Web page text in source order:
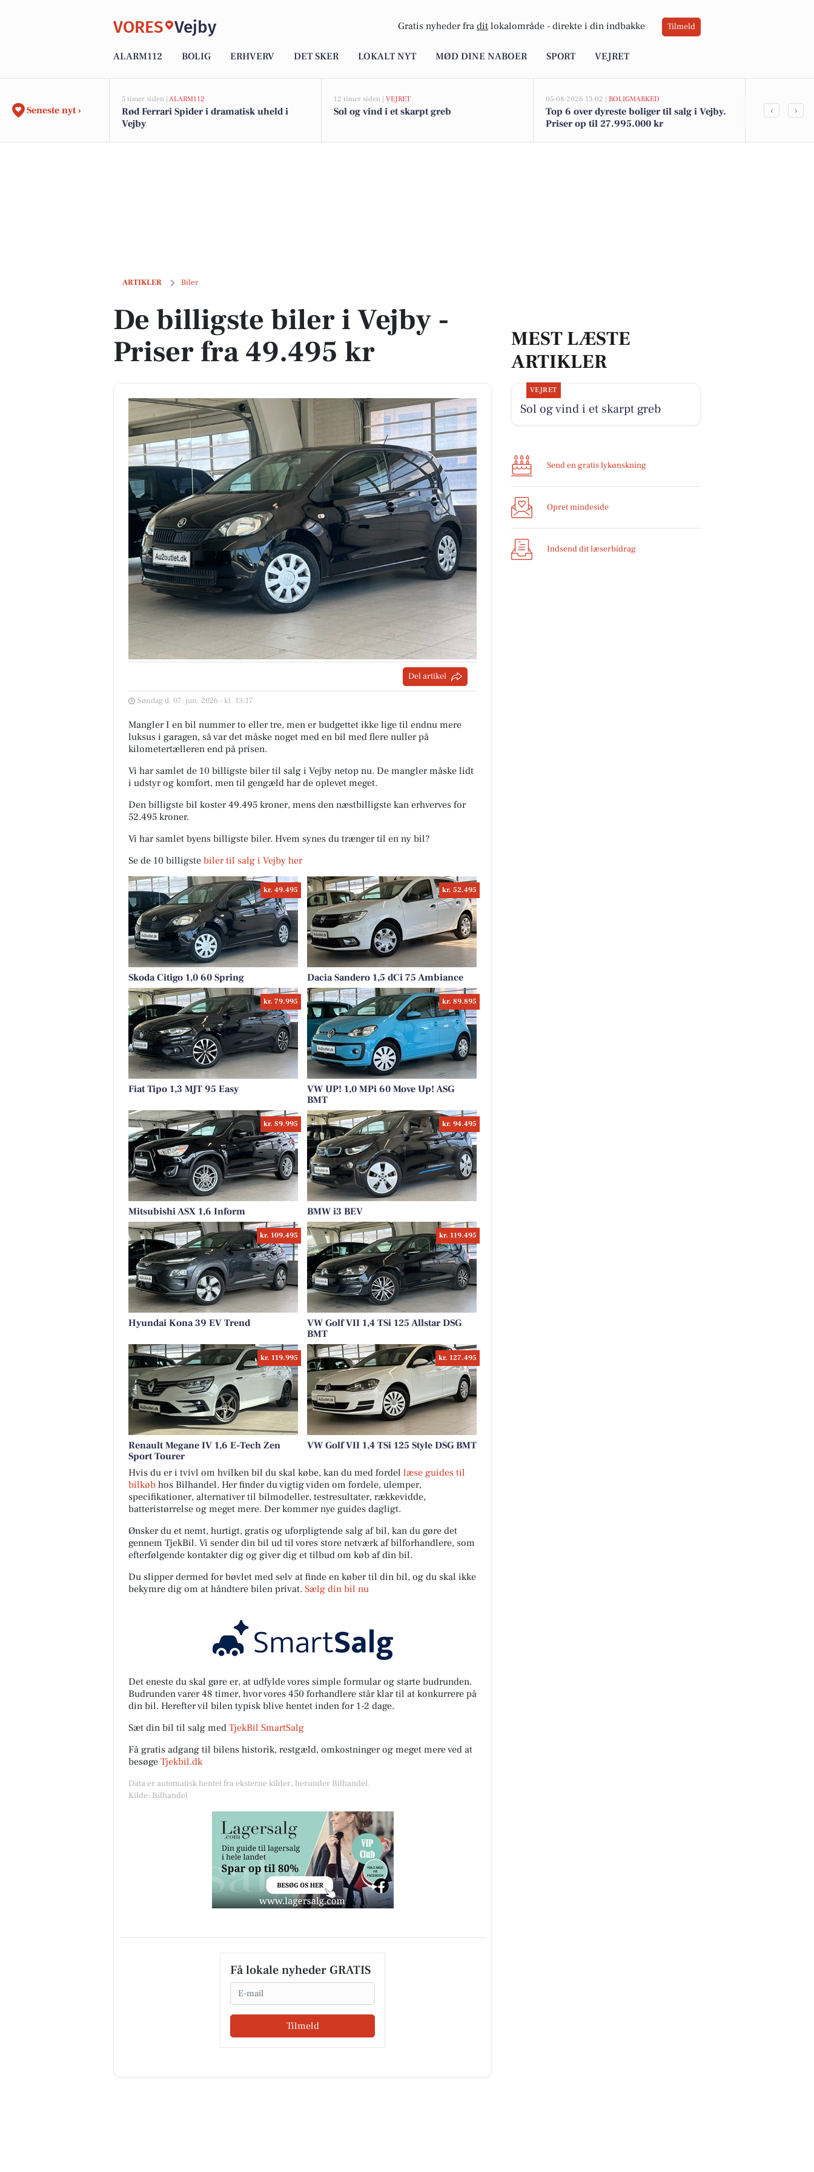
VORES Vejby Gratis nyheder fra dit lokalområde - direkte i din indbakke Tilmeld
ALARM112 BOLIG ERHVERV DET SKER LOKALT NYT MØD DINE NABOER SPORT VEJRET
Seneste nyt ›
5 timer siden | ALARM112
Rød Ferrari Spider i dramatisk uheld i
Vejby
12 timer siden | VEJRET
Sol og vind i et skarpt greb
05-08-2026 13:02 | BOLIGMARKED
Top 6 over dyreste boliger til salg i Vejby.
Priser op til 27.995.000 kr
Grøn
‹ ›
ARTIKLER Biler
De billigste biler i Vejby - Priser fra 49.495 kr
De billigste biler i Vejby -
Priser fra 49.495 kr
Del artikel
Søndag d. 07. jun. 2026 - kl. 13:17
Mangler I en bil nummer to eller tre, men er budgettet ikke lige til endnu mere
luksus i garagen, så var det måske noget med en bil med flere nuller på
kilometertælleren end på prisen.
Vi har samlet de 10 billigste biler til salg i Vejby netop nu. De mangler måske lidt
i udstyr og komfort, men til gengæld har de oplevet meget.
Den billigste bil koster 49.495 kroner, mens den næstbilligste kan erhverves for
52.495 kroner.
Vi har samlet byens billigste biler. Hvem synes du trænger til en ny bil?
Se de 10 billigste biler til salg i Vejby her
kr. 49.495
Skoda Citigo 1,0 60 Spring
kr. 52.495
Dacia Sandero 1,5 dCi 75 Ambiance
kr. 79.995
Fiat Tipo 1,3 MJT 95 Easy
kr. 89.895
VW UP! 1,0 MPi 60 Move Up! ASG
BMT
kr. 89.995
Mitsubishi ASX 1,6 Inform
kr. 94.495
BMW i3 BEV
kr. 109.495
Hyundai Kona 39 EV Trend
kr. 119.495
VW Golf VII 1,4 TSi 125 Allstar DSG
BMT
kr. 119.995
Renault Megane IV 1,6 E-Tech Zen
Sport Tourer
kr. 127.495
VW Golf VII 1,4 TSi 125 Style DSG BMT
Hvis du er i tvivl om hvilken bil du skal købe, kan du med fordel læse guides til
bilkøb hos Bilhandel. Her finder du vigtig viden om fordele, ulemper,
specifikationer, alternativer til bilmodeller, testresultater, rækkevidde,
batteristørrelse og meget mere. Der kommer nye guides dagligt.
Ønsker du et nemt, hurtigt, gratis og uforpligtende salg af bil, kan du gøre det
gennem TjekBil. Vi sender din bil ud til vores store netværk af bilforhandlere, som
efterfølgende kontakter dig og giver dig et tilbud om køb af din bil.
Du slipper dermed for bøvlet med selv at finde en køber til din bil, og du skal ikke
bekymre dig om at håndtere bilen privat. Sælg din bil nu
Det eneste du skal gøre er, at udfylde vores simple formular og starte budrunden.
Budrunden varer 48 timer, hvor vores 450 forhandlere står klar til at konkurrere på
din bil. Herefter vil bilen typisk blive hentet inden for 1-2 dage.
Sæt din bil til salg med TjekBil SmartSalg
Få gratis adgang til bilens historik, restgæld, omkostninger og meget mere ved at
besøge Tjekbil.dk
Data er automatisk hentet fra eksterne kilder, herunder Bilhandel.
Kilde: Bilhandel
Få lokale nyheder GRATIS
Email
Tilmeld
MEST LÆSTE
ARTIKLER
VEJRET
Sol og vind i et skarpt greb
Send en gratis lykønskning
Opret mindeside
Indsend dit læserbidrag